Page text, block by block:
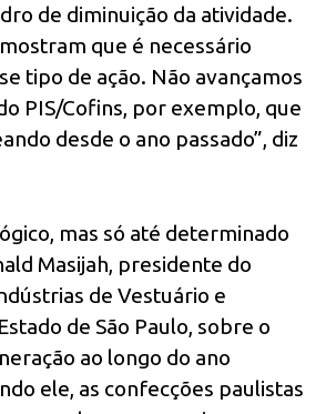
de diminuição da atividade.
que é necessário
tipo de ação. Não avançamos
PIS/Cofins, por exemplo, que
desde o ano passado”, diz
mas só até determinado
Masijah, presidente do
de Vestuário e
de São Paulo, sobre o
ao longo do ano
ele, as confecções paulistas